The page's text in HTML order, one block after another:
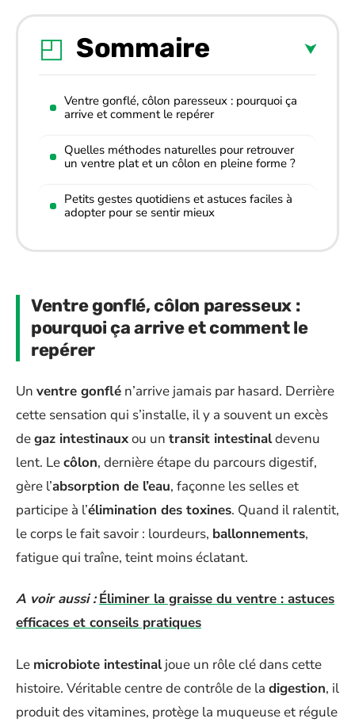
Sommaire
Ventre gonflé, côlon paresseux : pourquoi ça
arrive et comment le repérer
Quelles méthodes naturelles pour retrouver
un ventre plat et un côlon en pleine forme ?
Petits gestes quotidiens et astuces faciles à
adopter pour se sentir mieux
Ventre gonflé, côlon paresseux :
pourquoi ça arrive et comment le
repérer
Un ventre gonflé n’arrive jamais par hasard. Derrière
cette sensation qui s’installe, il y a souvent un excès
degaz intestinauxou un transit intestinaldevenu
lent. Lecôlon, dernière étape du parcours digestif,
gère l’absorption de l’eau, façonne les selles et
participe à l’élimination des toxines. Quand il ralentit,
le corps le fait savoir : lourdeurs, ballonnements,
fatigue qui traîne, teint moins éclatant.
A voir aussi : Éliminer la graisse du ventre : astuces
efficaces et conseils pratiques
Le microbiote intestinaljoue un rôle clé dans cette
histoire. Véritable centre de contrôle de la digestion, il
produit des vitamines, protège la muqueuse et régule